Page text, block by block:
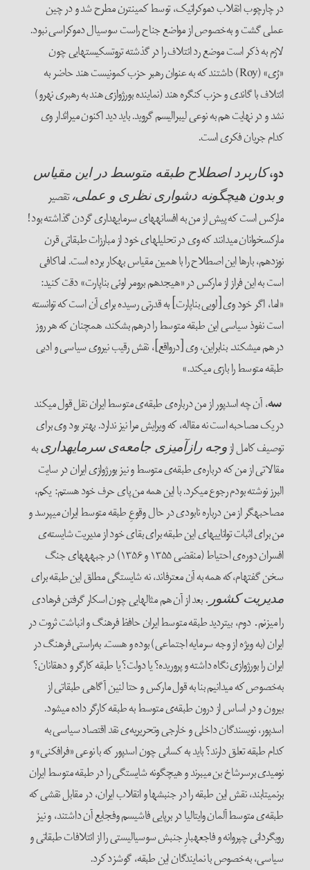
در چارچوب انقلاب دموکراتیک، توسط کمینترن مطرح شد و در چین
عملی گشت و به‌خصوص از مواضع جناح راست سوسیال دموکراسی نبود.
لازم به ذکر است موضع رد ائتلاف را در گذشته تروتسکیست­هایی چون
«رُی» (Roy) داشتند که به عنوان رهبر حزب کمونیست هند حاضر به
ائتلاف با گاندی و حزب کنگره هند (نماینده بورژوازی هند به رهبری نهرو)
نشد و در نهایت هم به نوعی لیبرالیسم گروید. باید دید اکنون میراث­دار وی
کدام جریان فکری است.
دو،کاربرد اصطلاح طبقه متوسط در این مقیاس
و بدون هیچ­گونه دشواری نظری و عملی،تقصیر
مارکس است که پیش از من به افسانه­های سرمایه­داری گردن گذاشته بود!
مارکس­خوانان می­دانند که وی در تحلیل­های خود از مبارزات طبقاتی قرن
نوزدهم، بارها این اصطلاح را با همین مقیاس به­کار برده است. اماکافی
است به این فراز از مارکس در «هیجدهم برومر لوئی بناپارت» دقت کنید:
«اما، اگر خود وی [لویی بناپارت] به قدرتی رسیده برای آن است که توانسته
است نفوذ سیاسی این طبقه متوسط را درهم بشکند، همچنان که هر روز
در هم می­شکند. بنابراین، وی [درواقع]، نقش رقیب نیروی سیاسی و ادبی
طبقه متوسط را بازی می­کند.»
سه، آن چه اسدپور از من درباره‌ی طبقه‌ی متوسط ایران نقل قول می­کند
در یک مصاحبه است نه مقاله، که ویرایش مرا نیز ندارد. بهتر بود وی برای
توصیف کامل ازوجه رازآمیزی جامعه‌ی سرمایه­­داریبه
مقالاتی از من که درباره‌ی طبقه‌ی متوسط و نیز بورژوازی ایران در سایت
البرز نوشته بودم رجوع می­کرد. با این همه من پای حرف خود هستم: یکم،
مصاحبه­گر از من درباره نابودی در حال وقوعِ طبقه متوسط ایران می­پرسد و
من برای اثبات توانایی­های این طبقه برای بقای خود از مدیریت شایسته‌ی
افسران دوره‌ی احتیاط (منقضی ۱۳۵۵ و ۱۳۵۶) در جبهه­های جنگ
سخن گفته­ام،که همه به آن معترف­اند، نه شایستگی مطلق این طبقه برای
مدیریت کشور.بعد از آن هم مثال­هایی چون اسکار گرفتن فرهادی
را می­زنم.دوم، بی­تردید طبقه متوسط ایران حافظ فرهنگ و انباشت ثروت در
ایران (به ویژه از وجه سرمایه اجتماعی) بوده و هست. به‌راستی فرهنگ در
ایران را بورژوازی نگاه داشته و پروریده؟ یا دولت؟ یا طبقه کارگر و دهقانان؟
به‌خصوص که می­دانیم بنا به قول مارکس و حتا لنین آگاهی طبقاتی از
بیرون و در اساس از درون طبقه‌ی متوسط به طبقه کارگر داده می­شود.
اسدپور، نویسندگان داخلی و خارجی وتحریریه‌ی نقد اقتصاد سیاسی به
کدام طبقه تعلق دارند؟ باید به کسانی چون اسدپور که با نوعی «فرافکنی» و
نومیدی برسرشاخ بن می­برند و هیچ­گونه شایستگی را در طبقه متوسط ایران
برنمی­تابند، نقش این طبقه را در جنبش­ها و انقلاب ایران، در مقابل نقشی که
طبقه‌ی متوسط آلمان وایتالیا در برپایی فاشیسم وفجایع آن داشتند، و نیز
رویگردانی چپ­روانه­ و فاجعه­بارِ جنبش سوسیالیستی را از ائتلافات طبقاتی و
سیاسی، به‌خصوص با نمایندگان این طبقه، گوشزد کرد.